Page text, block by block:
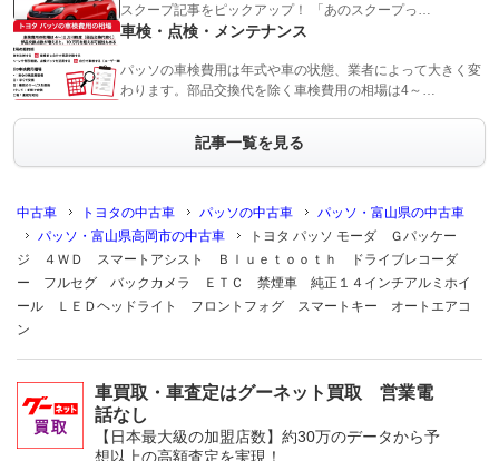
スクープ記事をピックアップ！ 「あのスクープっ…
車検・点検・メンテナンス
パッソの車検費用は年式や車の状態、業者によって大きく変
わります。部品交換代を除く車検費用の相場は4～…
記事一覧を見る
中古車 トヨタの中古車 パッソの中古車
パッソ・富山県の中古車
パッソ・富山県高岡市の中古車
トヨタ パッソ モーダ Ｇパッケー
ジ ４ＷＤ スマートアシスト Ｂｌｕｅｔｏｏｔｈ ドライブレコーダ
ー フルセグ バックカメラ ＥＴＣ 禁煙車 純正１４インチアルミホイ
ール ＬＥＤヘッドライト フロントフォグ スマートキー オートエアコ
ン
車買取・車査定はグーネット買取 営業電
話なし
【日本最大級の加盟店数】約30万のデータから予
想以上の高額査定を実現！